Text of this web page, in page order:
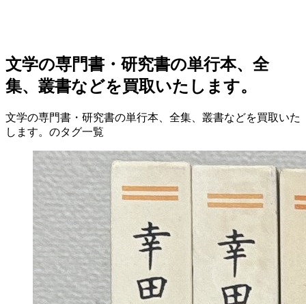
文学の専門書・研究書の単行本、全
集、叢書などを買取いたします。
文学の専門書・研究書の単行本、全集、叢書などを買取いた
します。のタグ一覧